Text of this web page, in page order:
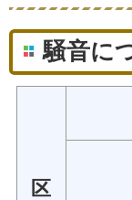
騒音に
区